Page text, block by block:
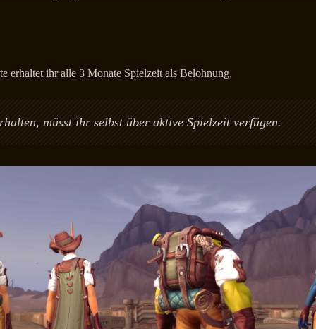
erhaltet ihr alle 3 Monate Spielzeit als Belohnung.
müsst ihr selbst über aktive Spielzeit verfügen.